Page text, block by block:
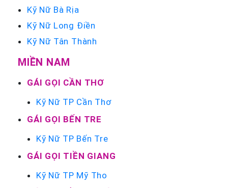
Kỹ Nữ Bà Rịa
Kỹ Nữ Long Điền
Kỹ Nữ Tân Thành
MIỀN NAM
GÁI GỌI CẦN THƠ
Kỹ Nữ TP Cần Thơ
GÁI GỌI BẾN TRE
Kỹ Nữ TP Bến Tre
GÁI GỌI TIỀN GIANG
Kỹ Nữ TP Mỹ Tho